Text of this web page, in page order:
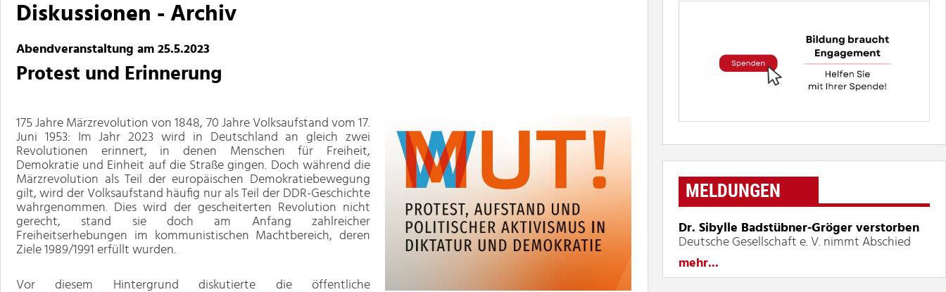
Diskussionen - Archiv
Abendveranstaltung am 25.5.2023
Protest und Erinnerung
175 Jahre Märzrevolution von 1848, 70 Jahre Volksaufstand vom 17.
Juni 1953: Im Jahr 2023 wird in Deutschland an gleich zwei
Revolutionen erinnert, in denen Menschen für Freiheit,
Demokratie und Einheit auf die Straße gingen. Doch während die
Märzrevolution als Teil der europäischen Demokratiebewegung
gilt, wird der Volksaufstand häufig nur als Teil der DDR-Geschichte
wahrgenommen. Dies wird der gescheiterten Revolution nicht
gerecht, stand sie doch am Anfang zahlreicher
Freiheitserhebungen im kommunistischen Machtbereich, deren
Ziele 1989/1991 erfüllt wurden.
Vor diesem Hintergrund diskutierte die öffentliche
MELDUNGEN
Dr. Sibylle Badstübner-Gröger verstorben
Deutsche Gesellschaft e. V. nimmt Abschied
mehr...